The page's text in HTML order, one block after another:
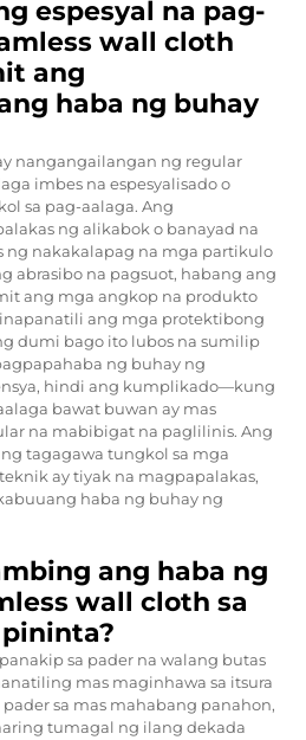
espesyal na pag-
wall cloth
ang
haba ng buhay
nangangailangan ng regular
imbes na espesyalisado o
sa pag-aalaga. Ang
ng alikabok o banayad na
ng nakakalapag na mga partikulo
abrasibo na pagsuot, habang ang
ang mga angkop na produkto
ang mga protektibong
dumi bago ito lubos na sumilip
ng buhay ng
hindi ang kumplikado—kung
bawat buwan ay mas
na mabibigat na paglilinis. Ang
tagagawa tungkol sa mga
ay tiyak na magpapalakas,
haba ng buhay ng
ang haba ng
wall cloth sa
sa pader na walang butas
mas maginhawa sa itsura
sa mas mahabang panahon,
tumagal ng ilang dekada